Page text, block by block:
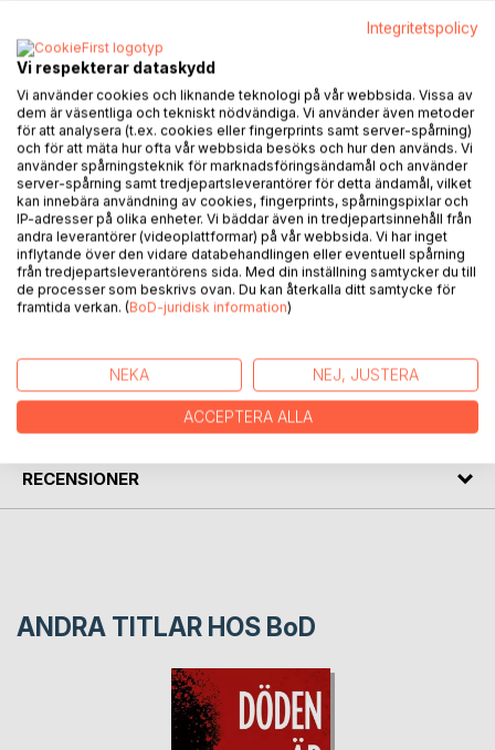
Vad ligger bakom den senaste tidens många skjutningar
och sprängningar? Aïda Gordon Diop tycker sig se ett
förändrat modus operandi hos gärningsmännen - det som
tidigare följde den klassiska logiken för maffiakonflikter -
ser inte längre ut som man kan förvänta sig. Men Aïda
känner sig motarbetad inom den egna organistationen och
höga chefer verkar inte helt och fullt vilja komma åt de
verkliga finansiärerna bakom våldsdåden.
De enda som verkar tjäna på detta är de krafter på yttersta
högerkanten som hela tiden växer i styrka.
FÖRFATTARE
KOMMENTARER I PRESSEN
RECENSIONER
ANDRA TITLAR HOS BoD
Integritetspolicy
Vi respekterar dataskydd
Vi använder cookies och liknande teknologi på vår webbsida. Vissa av
dem är väsentliga och tekniskt nödvändiga. Vi använder även metoder
för att analysera (t.ex. cookies eller fingerprints samt server-spårning)
och för att mäta hur ofta vår webbsida besöks och hur den används. Vi
använder spårningsteknik för marknadsföringsändamål och använder
server-spårning samt tredjepartsleverantörer för detta ändamål, vilket
kan innebära användning av cookies, fingerprints, spårningspixlar och
IP-adresser på olika enheter. Vi bäddar även in tredjepartsinnehåll från
andra leverantörer (videoplattformar) på vår webbsida. Vi har inget
inflytande över den vidare databehandlingen eller eventuell spårning
från tredjepartsleverantörens sida. Med din inställning samtycker du till
de processer som beskrivs ovan. Du kan återkalla ditt samtycke för
framtida verkan. (BoD-juridisk information)
NEKA NEJ, JUSTERA
ACCEPTERA ALLA